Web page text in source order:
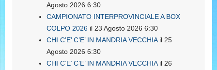
Agosto 2026 6:30
CAMPIONATO INTERPROVINCIALE A BOX
COLPO 2026 il 23 Agosto 2026 6:30
CHI C’E’ C’E’ IN MANDRIA VECCHIAil 25
Agosto 2026 6:30
CHI C’E’ C’E’ IN MANDRIA VECCHIAil 26